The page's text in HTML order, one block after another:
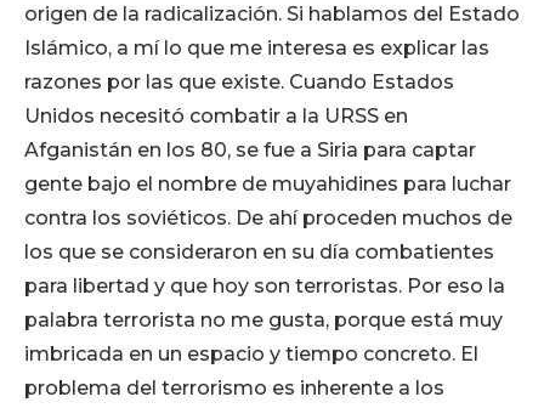
origen de la radicalización. Si hablamos del Estado
Islámico, a mí lo que me interesa es explicar las
razones por las que existe. Cuando Estados
Unidos necesitó combatir a la URSS en
Afganistán en los 80, se fue a Siria para captar
gente bajo el nombre de muyahidines para luchar
contra los soviéticos. De ahí proceden muchos de
los que se consideraron en su día combatientes
para libertad y que hoy son terroristas. Por eso la
palabra terrorista no me gusta, porque está muy
imbricada en un espacio y tiempo concreto. El
problema del terrorismo es inherente a los